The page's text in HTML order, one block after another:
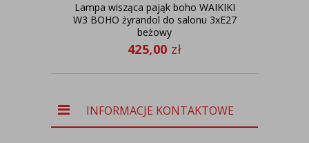
Lampa wisząca pająk boho WAIKIKI
W3 BOHO żyrandol do salonu 3xE27
beżowy
425,00 zł
INFORMACJE KONTAKTOWE